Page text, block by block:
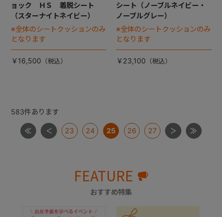
ョック ＨＳ 着脱シート
（スターナイトネイビー）
※全体のシートクッションのみ
となります
￥16,500
シート（ノーブルネイビー・
ノーブルグレー）
※全体のシートクッションのみ
となります
￥23,100
583件あります
23 24 25 26 27
FEATURE
おすすめ特集